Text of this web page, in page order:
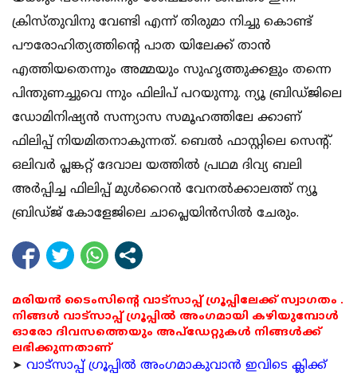
ക്രിസ്തുവിനു വേണ്ടി എന്ന് തിരുമാ നിച്ചു കൊണ്ട്
പൗരോഹിത്യത്തിന്റെ പാത യിലേക്ക് താന്‍
എത്തിയതെന്നും അമ്മയും സുഹൃത്തുക്കളും തന്നെ
പിന്തുണച്ചുവെ ന്നും ഫിലിപ് പറയുന്നു. ന്യൂ ബ്രിഡ്ജിലെ
ഡോമിനിഷ്യന്‍ സന്ന്യാസ സമൂഹത്തിലേ ക്കാണ്
ഫിലിപ്പ് നിയമിതനാകുന്നത്. ബെല്‍ ഫാസ്റ്റിലെ സെന്റ്.
ഒലിവര്‍ പ്ലങ്കറ്റ് ദേവാല യത്തില്‍ പ്രഥമ ദിവ്യ ബലി
അര്‍പ്പിച്ച ഫിലിപ്പ് മുള്‍റൈന്‍ വേനല്‍ക്കാലത്ത് ന്യൂ
ബ്രിഡ്ജ് കോളേജിലെ ചാപ്ലെയിന്‍സില്‍ ചേരും.
മരിയൻ ടൈംസിന്റെ വാട്സാപ്പ് ഗ്രൂപ്പിലേക്ക് സ്വാഗതം .
നിങ്ങൾ വാട്സാപ്പ് ഗ്രൂപ്പിൽ അംഗമായി കഴിയുമ്പോൾ
ഓരോ ദിവസത്തെയും അപ്ഡേറ്റുകൾ നിങ്ങൾക്ക്
ലഭിക്കുന്നതാണ്
➤ വാട്സാപ്പ് ഗ്രൂപ്പിൽ അംഗമാകുവാൻ ഇവിടെ ക്ലിക്ക്